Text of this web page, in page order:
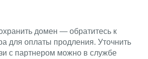
домен — обратитесь к
для оплаты продления. Уточнить
с партнером можно в службе